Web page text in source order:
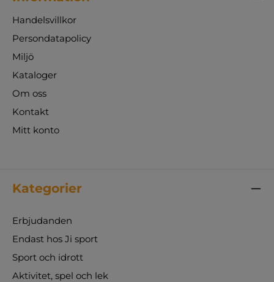
Handelsvillkor
Persondatapolicy
Miljö
Kataloger
Om oss
Kontakt
Mitt konto
Kategorier
Erbjudanden
Endast hos Ji sport
Sport och idrott
Aktivitet, spel och lek